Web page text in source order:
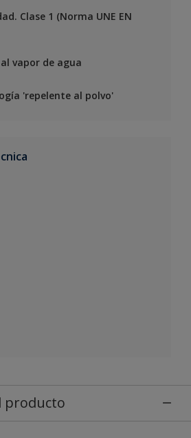
Clase 1 (Norma UNE EN
vapor de agua
'repelente al polvo'
producto